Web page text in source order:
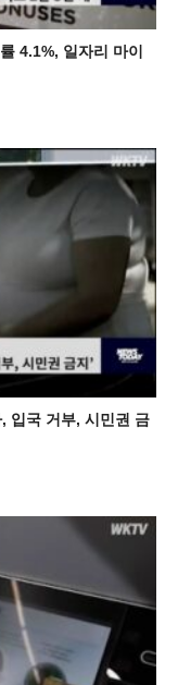
4.1%, 일자리 마이
입국 거부, 시민권 금